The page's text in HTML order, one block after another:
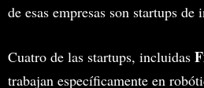
de esas empresas son startups
Cuatro de las startups, incluidas
trabajan específicamente en